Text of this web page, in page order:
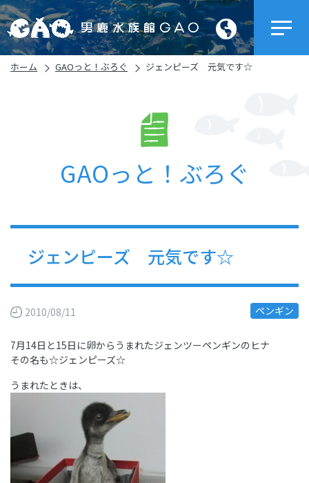
ホーム GAOっと！ぶろぐ ジェンピーズ 元気です☆
GAOっと！ぶろぐ
ジェンピーズ 元気です☆
2010/08/11 ペンギン
7月14日と15日に卵からうまれたジェンツーペンギンのヒナ
その名も☆ジェンピーズ☆
うまれたときは、